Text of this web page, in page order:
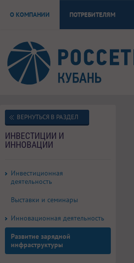
О КОМПАНИИ ПОТРЕБИТЕЛЯМ
ВЕРНУТЬСЯ В РАЗДЕЛ
ИНВЕСТИЦИИ И
ИННОВАЦИИ
Инвестиционная
деятельность
Выставки и семинары
Инновационная деятельность
Развитие зарядной
инфраструктуры